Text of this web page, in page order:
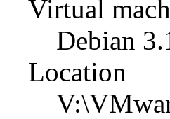
Virtual
Debian
Location